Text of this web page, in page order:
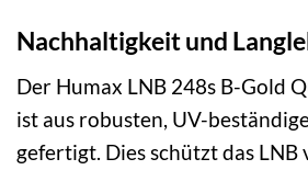
Nachhaltigkeit und
Der Humax LNB 248s B-Gold
ist aus robusten, UV-
gefertigt. Dies schützt das LNB